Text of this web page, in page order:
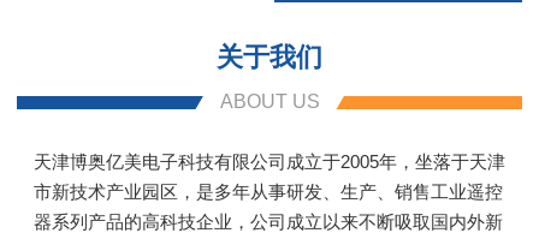
关于我们
ABOUT US
天津博奥亿美电子科技有限公司成立于2005年，坐落于天津
市新技术产业园区，是多年从事研发、生产、销售工业遥控
器系列产品的高科技企业，公司成立以来不断吸取国内外新